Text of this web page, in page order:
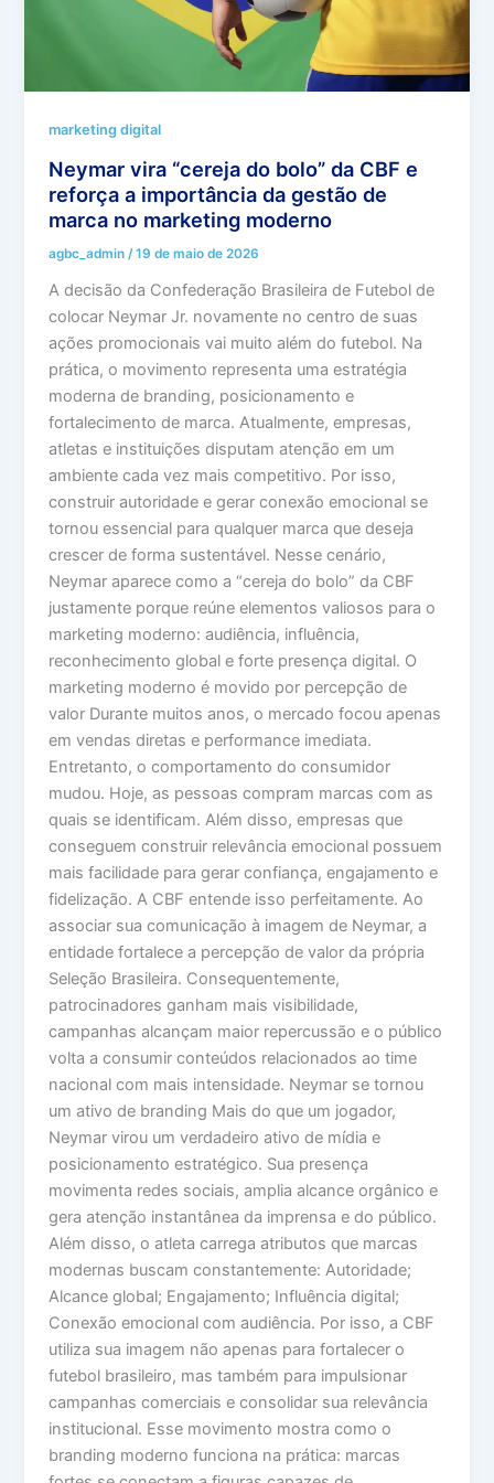
marketing digital
Neymar vira “cereja do bolo” da CBF e
reforça a importância da gestão de
marca no marketing moderno
agbc_admin/19 de maio de 2026
A decisão da Confederação Brasileira de Futebol de
colocar Neymar Jr. novamente no centro de suas
ações promocionais vai muito além do futebol. Na
prática, o movimento representa uma estratégia
moderna de branding, posicionamento e
fortalecimento de marca. Atualmente, empresas,
atletas e instituições disputam atenção em um
ambiente cada vez mais competitivo. Por isso,
construir autoridade e gerar conexão emocional se
tornou essencial para qualquer marca que deseja
crescer de forma sustentável. Nesse cenário,
Neymar aparece como a “cereja do bolo” da CBF
justamente porque reúne elementos valiosos para o
marketing moderno: audiência, influência,
reconhecimento global e forte presença digital. O
marketing moderno é movido por percepção de
valor Durante muitos anos, o mercado focou apenas
em vendas diretas e performance imediata.
Entretanto, o comportamento do consumidor
mudou. Hoje, as pessoas compram marcas com as
quais se identificam. Além disso, empresas que
conseguem construir relevância emocional possuem
mais facilidade para gerar confiança, engajamento e
fidelização. A CBF entende isso perfeitamente. Ao
associar sua comunicação à imagem de Neymar, a
entidade fortalece a percepção de valor da própria
Seleção Brasileira. Consequentemente,
patrocinadores ganham mais visibilidade,
campanhas alcançam maior repercussão e o público
volta a consumir conteúdos relacionados ao time
nacional com mais intensidade. Neymar se tornou
um ativo de branding Mais do que um jogador,
Neymar virou um verdadeiro ativo de mídia e
posicionamento estratégico. Sua presença
movimenta redes sociais, amplia alcance orgânico e
gera atenção instantânea da imprensa e do público.
Além disso, o atleta carrega atributos que marcas
modernas buscam constantemente: Autoridade;
Alcance global; Engajamento; Influência digital;
Conexão emocional com audiência. Por isso, a CBF
utiliza sua imagem não apenas para fortalecer o
futebol brasileiro, mas também para impulsionar
campanhas comerciais e consolidar sua relevância
institucional. Esse movimento mostra como o
branding moderno funciona na prática: marcas